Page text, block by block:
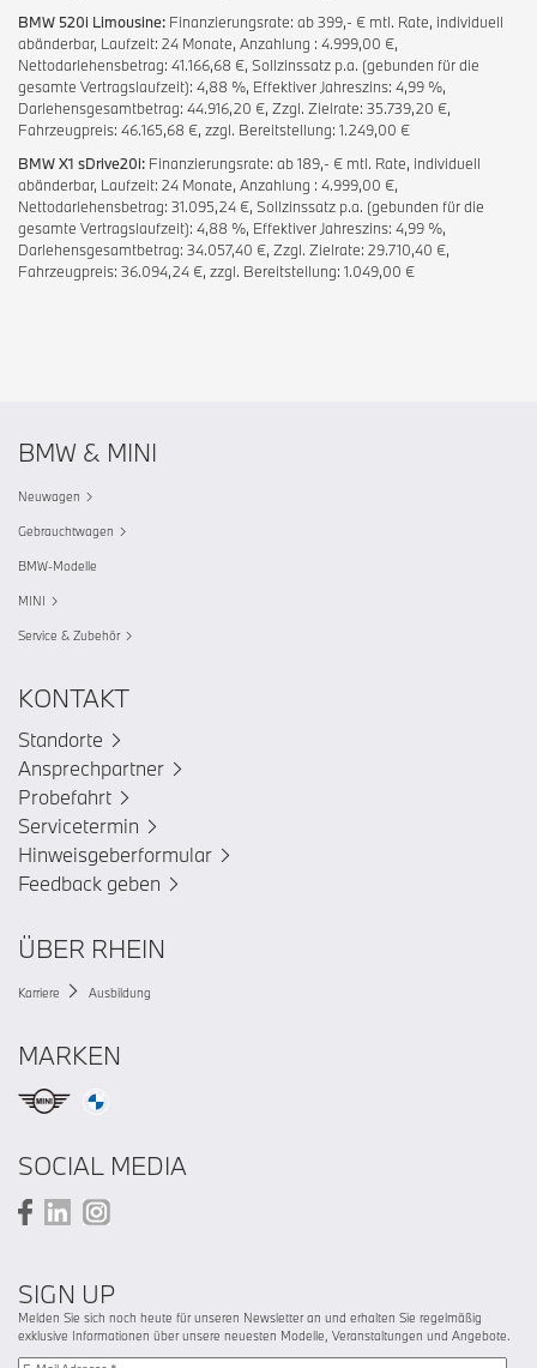
BMW 520i Limousine: Finanzierungsrate: ab 399,- € mtl. Rate, individuell
abänderbar, Laufzeit: 24 Monate, Anzahlung : 4.999,00 €,
Nettodarlehensbetrag: 41.166,68 €, Sollzinssatz p.a. (gebunden für die
gesamte Vertragslaufzeit): 4,88 %, Effektiver Jahreszins: 4,99 %,
Darlehensgesamtbetrag: 44.916,20 €, Zzgl. Zielrate: 35.739,20 €,
Fahrzeugpreis: 46.165,68 €, zzgl. Bereitstellung: 1.249,00 €
BMW X1 sDrive20i: Finanzierungsrate: ab 189,- € mtl. Rate, individuell
abänderbar, Laufzeit: 24 Monate, Anzahlung : 4.999,00 €,
Nettodarlehensbetrag: 31.095,24 €, Sollzinssatz p.a. (gebunden für die
gesamte Vertragslaufzeit): 4,88 %, Effektiver Jahreszins: 4,99 %,
Darlehensgesamtbetrag: 34.057,40 €, Zzgl. Zielrate: 29.710,40 €,
Fahrzeugpreis: 36.094,24 €, zzgl. Bereitstellung: 1.049,00 €
BMW & MINI
Neuwagen
Gebrauchtwagen
BMW-Modelle
MINI
Service & Zubehör
KONTAKT
Standorte
Ansprechpartner
Probefahrt
Servicetermin
Hinweisgeberformular
Feedback geben
ÜBER RHEIN
Karriere Ausbildung
MARKEN
SOCIAL MEDIA
SIGN UP
Melden Sie sich noch heute für unseren Newsletter an und erhalten Sie regelmäßig
exklusive Informationen über unsere neuesten Modelle, Veranstaltungen und Angebote.